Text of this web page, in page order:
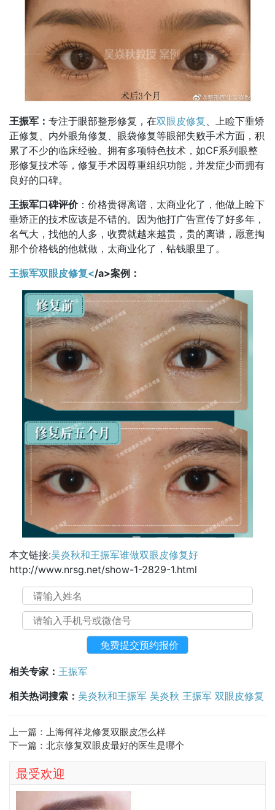
王振军： 专注于眼部整形修复，在双眼皮修复 、上睑下垂矫
正修复、内外眼角修复、眼袋修复等眼部失败手术方面，积
累了不少的临床经验。拥有多项特色技术，如CF系列眼整
形修复技术等，修复手术因尊重组织功能，并发症少而拥有
良好的口碑。
王振军口碑评价：价格贵得离谱，太商业化了，他做上睑下
垂矫正的技术应该是不错的。因为他打广告宣传了好多年，
名气大，找他的人多，收费就越来越贵，贵的离谱，愿意掏
那个价格钱的他就做，太商业化了，钻钱眼里了。
王振军双眼皮修复</a>案例：
本文链接:吴炎秋和王振军谁做双眼皮修复好
http://www.nrsg.net/show-1-2829-1.html
相关专家： 王振军
相关热词搜索： 吴炎秋和王振军 吴炎秋 王振军 双眼皮修复
上一篇：
上海何祥龙修复双眼皮怎么样
下一篇： 北京修复双眼皮最好的医生是哪个
最受欢迎